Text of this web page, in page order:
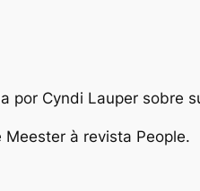
por Cyndi Lauper sobre
Meester à revista People.